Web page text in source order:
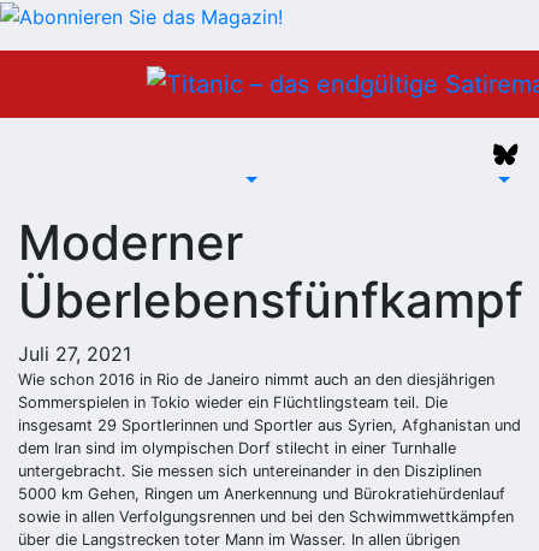
Moderner
Überlebensfünfkampf
Juli 27, 2021
Wie schon 2016 in Rio de Janeiro nimmt auch an den diesjährigen
Sommerspielen in Tokio wieder ein Flüchtlingsteam teil. Die
insgesamt 29 Sportlerinnen und Sportler aus Syrien, Afghanistan und
dem Iran sind im olympischen Dorf stilecht in einer Turnhalle
untergebracht. Sie messen sich untereinander in den Disziplinen
5000 km Gehen, Ringen um Anerkennung und Bürokratiehürdenlauf
sowie in allen Verfolgungsrennen und bei den Schwimmwettkämpfen
über die Langstrecken toter Mann im Wasser. In allen übrigen